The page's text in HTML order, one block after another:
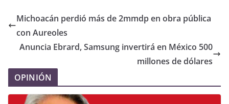
Michoacán perdió más de 2mmdp en obra pública
con Aureoles
Anuncia Ebrard, Samsung invertirá en México 500
millones de dólares
OPINIÓN